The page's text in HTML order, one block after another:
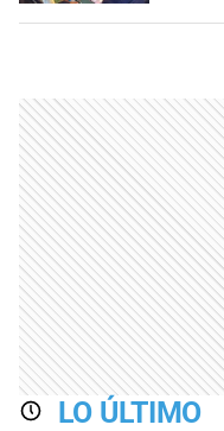
LO ÚLTIMO